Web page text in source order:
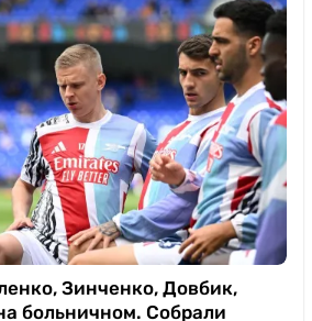
Зинченко, Довбик,
больничном. Собрали